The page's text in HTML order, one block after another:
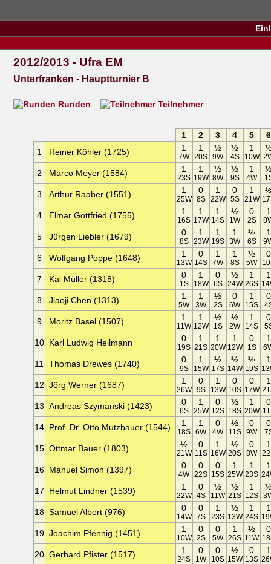
2012/2013 - Ufra EM
Unterfranken - Hauptturnier B
Runden Teilnehmer
1 2 3 4 5
6
1
Reiner Köhler (1725) 1
7W
1
20S
½
9W
½
4S
1
10W
2 Marco Meyer (1584) 1
23S
1
19W
½
8W
½
9S
1
4W
3 Arthur Raaber (1551) 1
25W
0
8S
1
22W
0
5S
1
21W
4 Elmar Gottfried (1755) 1
16S
1
17W
1
14S
½
1W
0
2S
1
5 Jürgen Liebler (1679) 0
8S
1
23W
1
19S
1
3W
½
6S
1
6 Wolfgang Poppe (1648) 1
13W
0
14S
1
7W
1
8S
½
5W
0
7 Kai Müller (1318) 0
1S
1
18W
0
6S
½
24W
1
26S
1
8 Jiaoji Chen (1313) 1
5W
1
3W
½
2S
0
6W
1
15S
0
9 Moritz Basel (1507) 1
11W
1
12W
½
1S
½
2W
1
14S
0
10 Karl Ludwig Heilmann 0
19S
1
21S
1
20W
1
12W
0
1S
1
11 Thomas Drewes (1740) 0
9S
1
15W
½
17S
½
14W
½
19S
1
12 Jörg Werner (1687) 1
26W
0
9S
1
13W
0
10S
0
17W
1
13 Andreas Szymanski (1423) 0
6S
1
25W
0
12S
½
18S
1
20W
0
14 Prof. Dr. Otto Mutzbauer (1544) 1
18S
1
6W
0
4W
½
11S
0
9W
0
15 Ottmar Bauer (1803) ½
21W
0
11S
1
16W
½
20S
0
8W
1
16 Manuel Simon (1397) 0
4W
0
22S
0
15S
1
25W
1
23S
1
17 Helmut Lindner (1539) 1
22W
0
4S
½
11W
½
21S
1
12S
18 Samuel Albert (976) 0
14W
0
7S
1
23S
½
13W
1
24S
1
19 Joachim Pfennig (1451) 1
10W
0
2S
0
5W
1
26S
½
11W
0
20 Gerhard Pfister (1517) 1
24S
0
1W
0
10S
½
15W
0
13S
1